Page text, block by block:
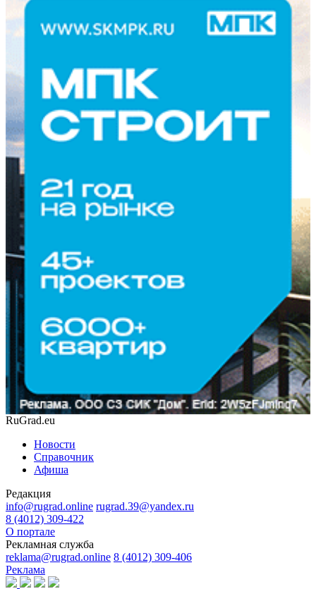
RuGrad.eu
Новости
Справочник
Афиша
Редакция
info@rugrad.online rugrad.39@yandex.ru
8 (4012) 309-422
О портале
Рекламная служба
reklama@rugrad.online 8 (4012) 309-406
Реклама